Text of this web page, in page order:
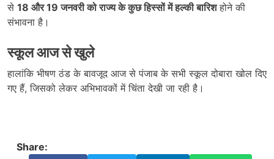
से 18 और 19 जनवरी को राज्य के कुछ हिस्सों में हल्की बारिशहोने की
संभावना है।
स्कूल आज से खुले
हालांकि भीषण ठंड के बावजूद आज से पंजाब के सभी स्कूल दोबारा खोल दिए
गए हैं, जिसको लेकर अभिभावकों में चिंता देखी जा रही है।
Share: